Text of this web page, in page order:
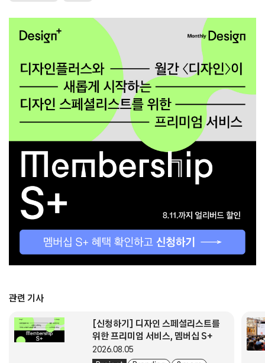
관련 기사
[신청하기] 디자인 스페셜리스트를
위한 프리미엄 서비스, 멤버십 S+
2026.08.05